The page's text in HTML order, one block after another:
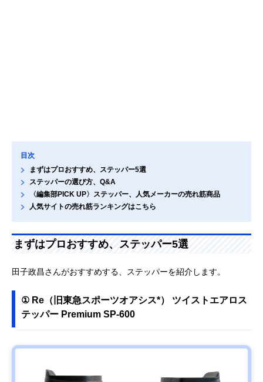
目次
まずはプロおすすめ、ステッパー5選
ステッパーの選び方、Q&A
〈編集部PICK UP〉ステッパー、人気メーカーの売れ筋商品
人気サイトの売れ筋ランキングはこちら
まずはプロおすすめ、ステッパー5選
田子政昌さんがおすすめする、ステッパーを紹介します。
① Re（旧東急スポーツオアシス*） ツイストエアロス
テッパー Premium SP-600